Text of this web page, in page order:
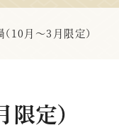
（10月～3月限定）
定）